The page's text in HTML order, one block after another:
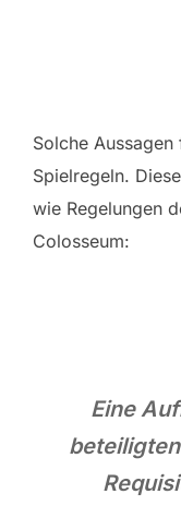
Solche
Spielregeln.
wie Regelungen
Colosseum:
Eine